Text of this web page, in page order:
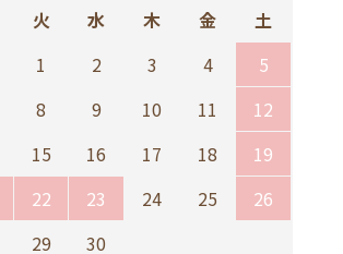
火 水 木 金
土
1
2 3 4
5
8 9 10 11
12
15 16 17 18
19
22 23 24 25
26
29 30